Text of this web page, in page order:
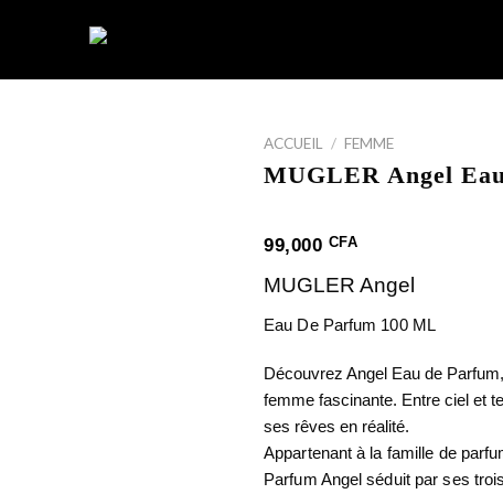
ACCUEIL / FEMME
MUGLER Angel
99,000 CFA
MUGLER Angel
Eau De Parfum 100 ML
Découvrez Angel Eau de
femme fascinante. Entre ciel et
ses rêves en réalité.
Appartenant à la famille de
Parfum Angel séduit par ses